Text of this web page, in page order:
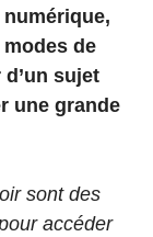
de
sujet
une grande
sont des
accéder